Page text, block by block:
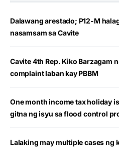
Dalawang arestado; P12-M
nasamsam sa Cavite
Cavite 4th Rep. Kiko Barzagam
complaint laban kay PBBM
One month income tax holiday
gitna ng isyu sa flood control
Lalaking may multiple cases ng